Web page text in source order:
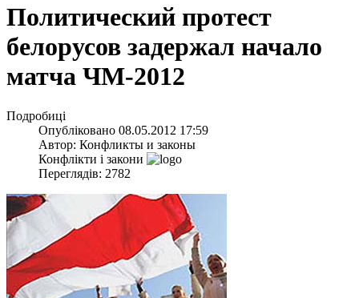
Политический протест
белорусов задержал начало
матча ЧМ-2012
Подробиці
Опубліковано 08.05.2012 17:59
Автор: Конфликты и законы
Конфлікти і закони
Переглядів: 2782